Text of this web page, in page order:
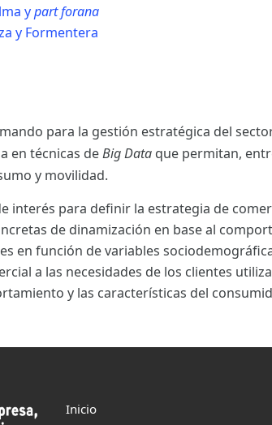
ypart forana
y Formentera
para la gestión estratégica del
en técnicas deBig Data que permitan,
y movilidad.
interés para definir la estrategia de
de dinamización en base al
en función de variables
a las necesidades de los clientes
y las características del
Inicio